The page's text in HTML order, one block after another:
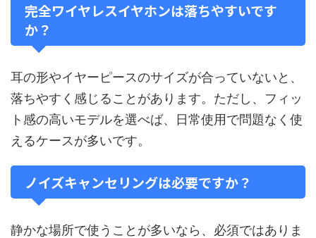
完全ワイヤレスイヤホンは落ちやすいです
か？
耳の形やイヤーピースのサイズが合っていないと、
落ちやすく感じることがあります。ただし、フィッ
ト感の高いモデルを選べば、日常使用で問題なく使
えるケースが多いです。
ノイズキャンセリングは必要ですか？
静かな場所で使うことが多いなら、必須ではありま